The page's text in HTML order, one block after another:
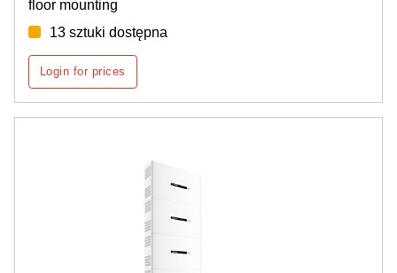
floor mounting
13 sztuki dostępna
Login for prices